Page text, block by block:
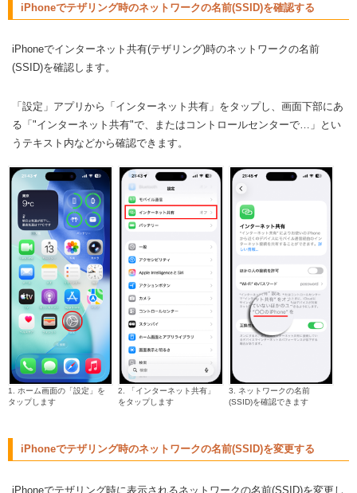
iPhoneでテザリング時のネットワークの名前(SSID)を確認する
iPhoneでインターネット共有(テザリング)時のネットワークの名前
(SSID)を確認します。
「設定」アプリから「インターネット共有」をタップし、画面下部にあ
る「"インターネット共有"で、またはコントロールセンターで…」とい
うテキスト内などから確認できます。
1. ホーム画面の「設定」を
タップします
2. 「インターネット共有」
をタップします
3. ネットワークの名前
(SSID)を確認できます
iPhoneでテザリング時のネットワークの名前(SSID)を変更する
iPhoneでテザリング時に表示されるネットワークの名前(SSID)を変更し